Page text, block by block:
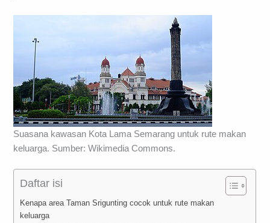
Suasana kawasan Kota Lama Semarang untuk rute makan
keluarga. Sumber: Wikimedia Commons.
Daftar isi
Kenapa area Taman Srigunting cocok untuk rute makan
keluarga